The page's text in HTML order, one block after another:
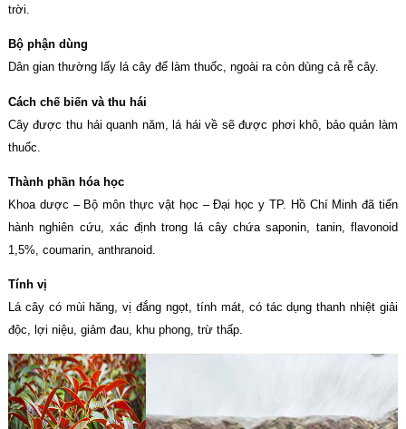
trời.
Bộ phận dùng
Dân gian thường lấy lá cây để làm thuốc, ngoài ra còn dùng cả rễ cây.
Cách chế biến và thu hái
Cây được thu hái quanh năm, lá hái về sẽ được phơi khô, bảo quản làm
thuốc.
Thành phần hóa học
Khoa dược – Bộ môn thực vật học – Đại học y TP. Hồ Chí Minh đã tiến
hành nghiên cứu, xác định trong lá cây chứa saponin, tanin, flavonoid
1,5%, coumarin, anthranoid.
Tính vị
Lá cây có mùi hăng, vị đắng ngọt, tính mát, có tác dụng thanh nhiệt giải
độc, lợi niệu, giảm đau, khu phong, trừ thấp.